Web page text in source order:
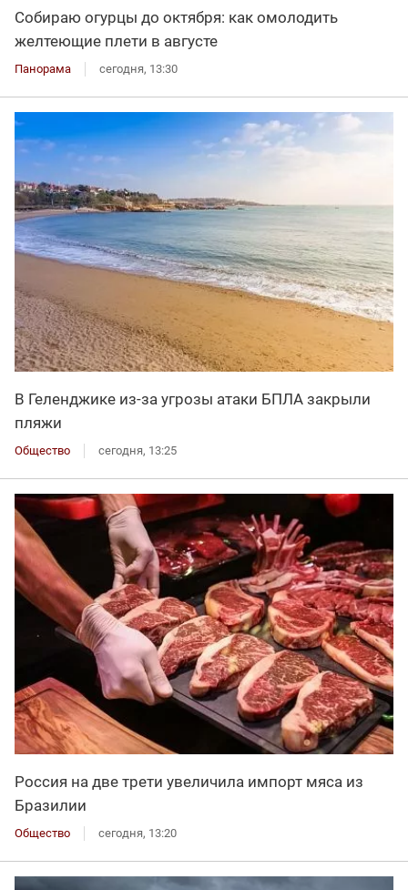
Собираю огурцы до октября: как омолодить
желтеющие плети в августе
Панорама сегодня, 13:30
В Геленджике из-за угрозы атаки БПЛА закрыли
пляжи
Общество сегодня, 13:25
Россия на две трети увеличила импорт мяса из
Бразилии
Общество сегодня, 13:20